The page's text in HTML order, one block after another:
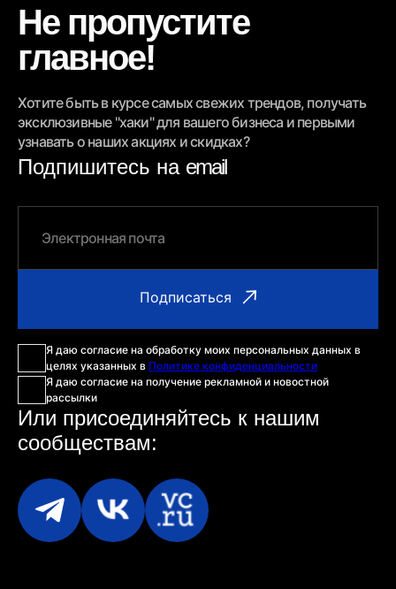
Не пропустите
главное!
Хотите быть в курсе самых свежих трендов, получать
эксклюзивные "хаки" для вашего бизнеса и первыми
узнавать о наших акциях и скидках?
Подпишитесь на email
Я даю согласие на обработку моих персональных данных в
целях указанных в Политике конфиденциальности
Я даю согласие на получение рекламной и новостной
рассылки
Или присоединяйтесь к нашим
сообществам: